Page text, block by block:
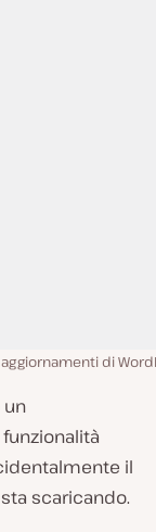
di
un
il
scaricando.